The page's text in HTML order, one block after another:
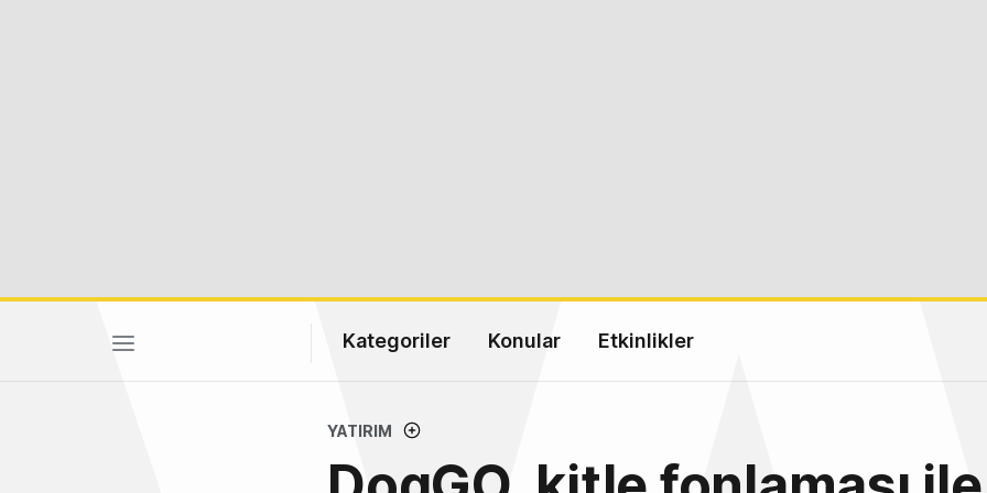
Kategoriler Konular Etkinlikler
YATIRIM